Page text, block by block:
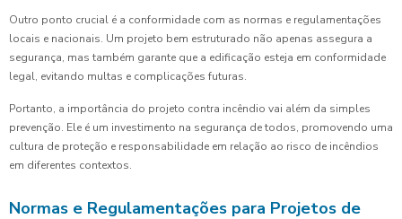
Outro ponto crucial é a conformidade com as normas e regulamentações
locais e nacionais. Um projeto bem estruturado não apenas assegura a
segurança, mas também garante que a edificação esteja em conformidade
legal, evitando multas e complicações futuras.
Portanto, a importância do projeto contra incêndio vai além da simples
prevenção. Ele é um investimento na segurança de todos, promovendo uma
cultura de proteção e responsabilidade em relação ao risco de incêndios
em diferentes contextos.
Normas e Regulamentações para Projetos de